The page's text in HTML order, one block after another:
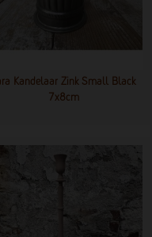
Kandelaar Zink Small Black
7x8cm